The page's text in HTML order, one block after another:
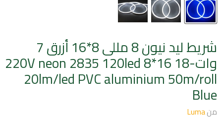
شريط ليد نيون 8 مللى 8*16 أزرق 7
وات220V neon 2835 120led 8*16 18-
20lm/led PVC aluminium 50m/roll
Blue
منLuma